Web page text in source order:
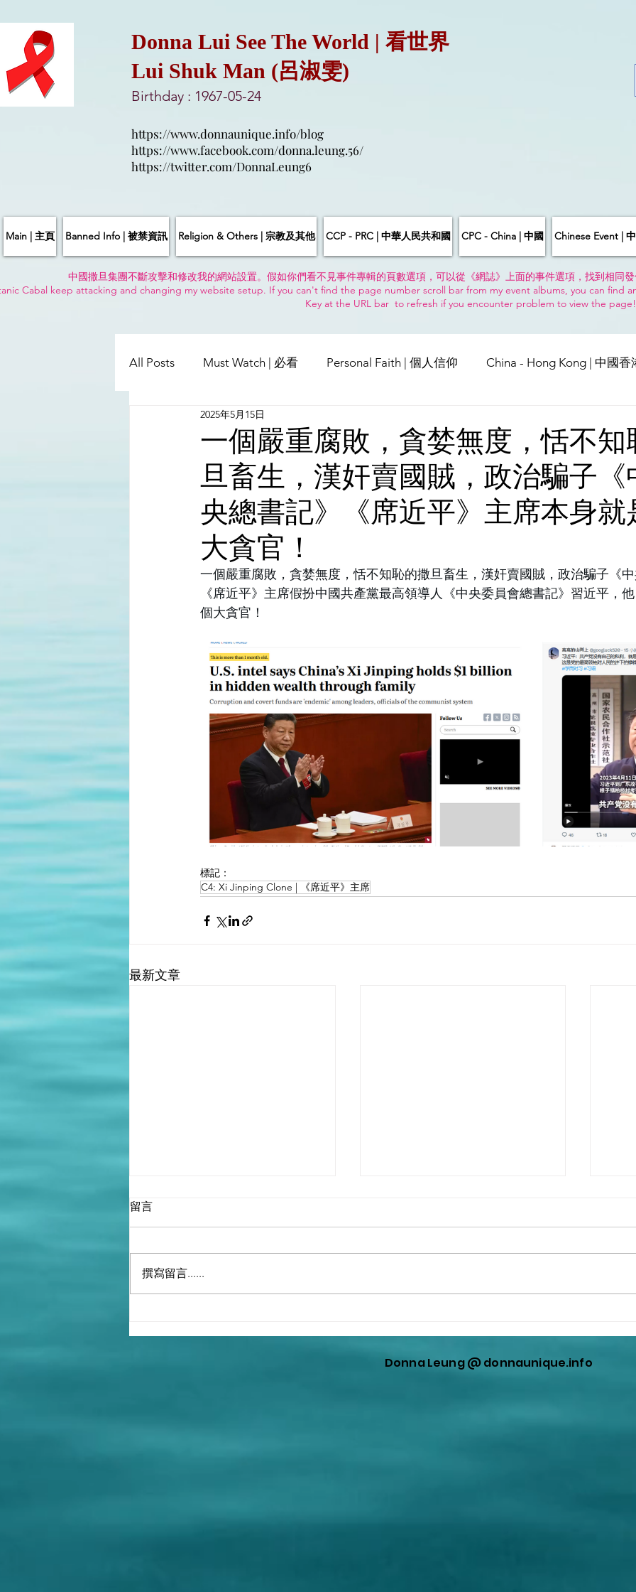
Donna Lui See The World | 看世界
Lui Shuk Man (呂淑雯)
Birthday : 1967-05-24
https://www.donnaunique.info/blog
https://www.facebook.com/donna.leung.56/
https://twitter.com/DonnaLeung6
Main | 主頁 Banned Info | 被禁資訊 Religion & Others | 宗教及其他 CCP - PRC | 中華人民共和國 CPC - China | 中國 Chinese Event |
中國撒旦集團不斷攻擊和修改我的網站設置。假如你們看不見事件專輯的頁數選項，可以從《網誌》上面的事件選項，找到相同
Cabal keep attacking and changing my website setup. If you can't find the page number scroll bar from my event albums, you can find
Key at the URL bar to refresh if you encounter problem to view the
All Posts Must Watch | 必看 Personal Faith | 個人信仰 China - Hong Kong | 中國香
China - Taiwan | 中國臺灣
Satanic Cabals | 撒旦集團 USA | 美國 Pandemic & Health | 流行病 & 健康
Religion | 宗教 Mass Media | 傳媒
一個嚴重腐敗，貪婪無度，恬不知
旦畜生，漢奸賣國賊，政治騙子《
央總書記》《席近平》主席本身就
大貪官！
2025年5月15日
一個嚴重腐敗，貪婪無度，恬不知恥的撒旦畜生，漢奸賣國賊，政治騙子《
《席近平》主席假扮中國共產黨最高領導人《中央委員會總書記》習近平，
個大貪官！
標記：
C4: Xi Jinping Clone | 《席近平》主席
最新文章
子錢學森在1996年12月利用克
個西方撒旦偽科學家，回到中
主席》的垃圾思想。
沒
留言
撰寫留言......
Donna Leung @ donnaunique.info